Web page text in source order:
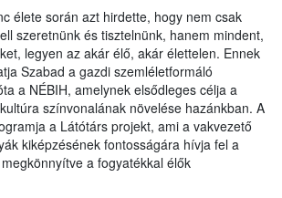
élete során azt hirdette, hogy nem csak
szeretnünk és tisztelnünk, hanem mindent,
legyen az akár élő, akár élettelen. Ennek
Szabad a gazdi szemléletformáló
a NÉBIH, amelynek elsődleges célja a
színvonalának növelése hazánkban. A
a Látótárs projekt, ami a vakvezető
kiképzésének fontosságára hívja fel a
a fogyatékkal élők